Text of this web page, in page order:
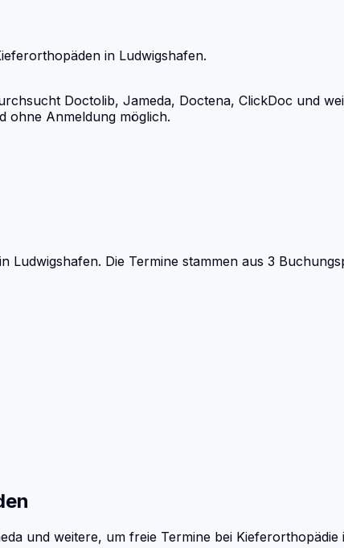
in Ludwigshafen.
Doctolib, Jameda, Doctena, ClickDoc und
ohne Anmeldung möglich.
Ludwigshafen. Die Termine stammen aus 3
und weitere, um freie Termine bei Kieferorthopädie